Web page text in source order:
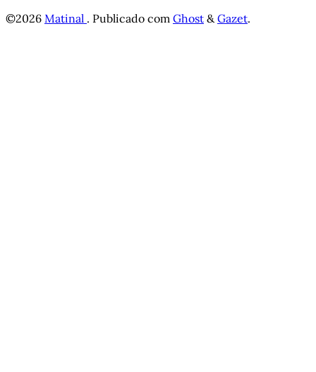
©2026 Matinal . Publicado com Ghost & Gazet.